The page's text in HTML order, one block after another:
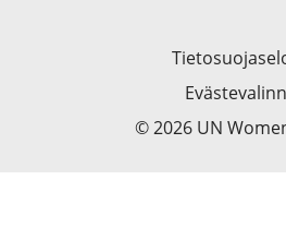
© 2026 UN